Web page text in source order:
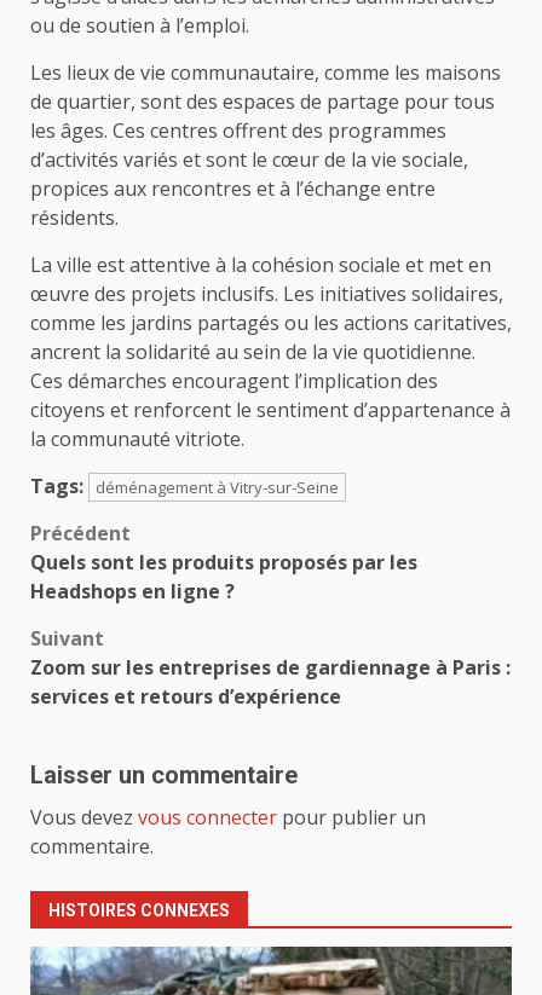
ou de soutien à l’emploi.
Les lieux de vie communautaire, comme les maisons
de quartier, sont des espaces de partage pour tous
les âges. Ces centres offrent des programmes
d’activités variés et sont le cœur de la vie sociale,
propices aux rencontres et à l’échange entre
résidents.
La ville est attentive à la cohésion sociale et met en
œuvre des projets inclusifs. Les initiatives solidaires,
comme les jardins partagés ou les actions caritatives,
ancrent la solidarité au sein de la vie quotidienne.
Ces démarches encouragent l’implication des
citoyens et renforcent le sentiment d’appartenance à
la communauté vitriote.
Tags:
déménagement à Vitry-sur-Seine
Navigation
d’article
Précédent
Quels sont les produits proposés par les
Headshops en ligne ?
Suivant
Zoom sur les entreprises de gardiennage à Paris :
services et retours d’expérience
Laisser un commentaire
Vous devez vous connecter pour publier un
commentaire.
HISTOIRES CONNEXES